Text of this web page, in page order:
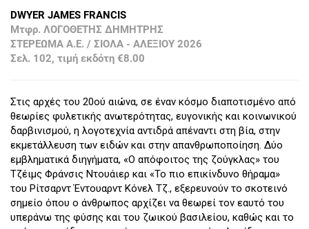
DWYER JAMES FRANCIS
Μτφρ. ΛΟΓΟΘΕΤΗΣ ΔΗΜΗΤΡΗΣ
ΣΤΕΡΕΩΜΑ Α.Ε. / ΣΙΟΛΑ - ΑΛΕΞΙΟΥ 2026
Σελ. 102, τιμή εκδότη €8.00
Στις αρχές του 20ού αιώνα, σε έναν κόσμο διαποτισμένο από
θεωρίες φυλετικής ανωτερότητας, ευγονικής και κοινωνικού
δαρβινισμού, η λογοτεχνία αντιδρά απέναντι στη βία, στην
εκμετάλλευση των ειδών και στην απανθρωποποίηση. Δύο
εμβληματικά διηγήματα, «Ο απόφοιτος της ζούγκλας» του
Τζέιμς Φράνσις Ντουάιερ και «Το πιο επικίνδυνο θήραμα»
του Ρίτσαρντ Έντουαρντ Κόνελ Τζ., εξερευνούν το σκοτεινό
σημείο όπου ο άνθρωπος αρχίζει να θεωρεί τον εαυτό του
υπεράνω της φύσης και του ζωικού βασιλείου, καθώς και το